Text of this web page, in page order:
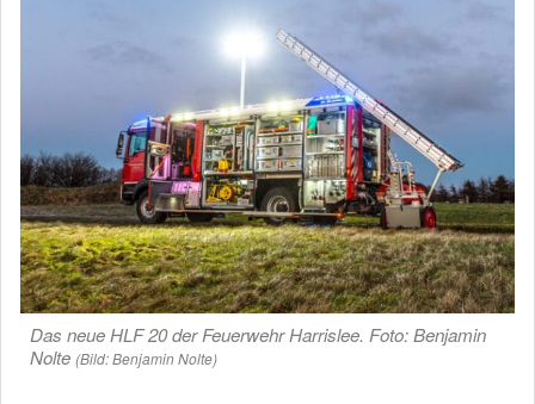
Das neue HLF 20 der Feuerwehr Harrislee. Foto: Benjamin
Nolte (Bild: Benjamin Nolte)